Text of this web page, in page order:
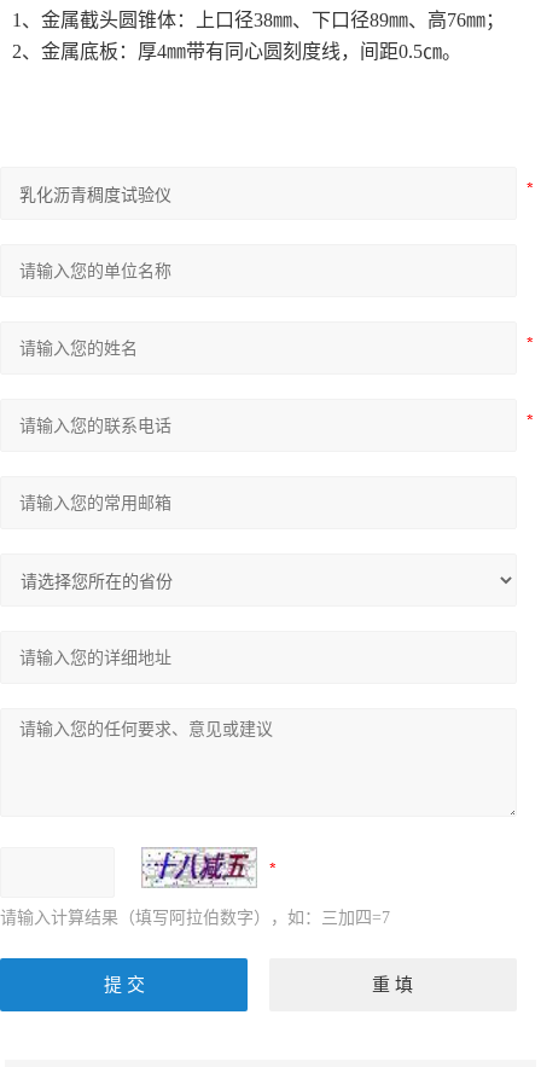
1、金属截头圆锥体：上口径38㎜、下口径89㎜、高76㎜；
2、金属底板：厚4㎜带有同心圆刻度线，间距0.5㎝。
请输入计算结果（填写阿拉伯数字），如：三加四=7